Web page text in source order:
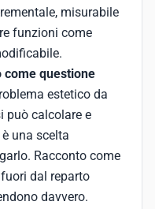
misurabile
funzioni come
come questione
estetico da
può calcolare e
una scelta
Racconto come
dal reparto
davvero.